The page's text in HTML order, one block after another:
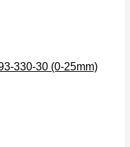
330-30 (0-25mm)